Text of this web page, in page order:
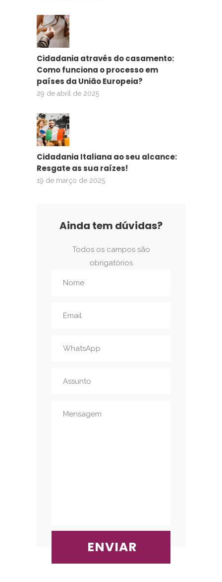
Cidadania através do casamento:
Como funciona o processo em
países da União Europeia?
29 de abril de 2025
Cidadania Italiana ao seu alcance:
Resgate as sua raízes!
19 de março de 2025
Ainda tem dúvidas?
Todos os campos são
obrigatórios